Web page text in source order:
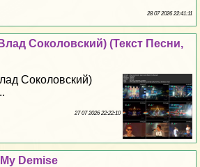
28 07 2026 22:41:11
Соколовский) (Текст Песни,
Соколовский)
27 07 2026 22:22:10
Demise